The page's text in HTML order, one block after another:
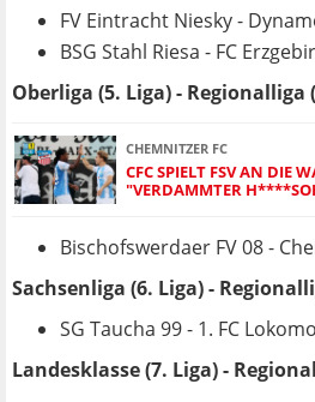
FV Eintracht Niesky -
BSG Stahl Riesa - FC
Oberliga (5. Liga) - Regionalliga
CHEMNITZER FC
CFC SPIELT FSV AN DIE
"VERDAMMTER
Bischofswerdaer FV 08 -
Sachsenliga (6. Liga) -
SG Taucha 99 - 1. FC
Landesklasse (7. Liga) -